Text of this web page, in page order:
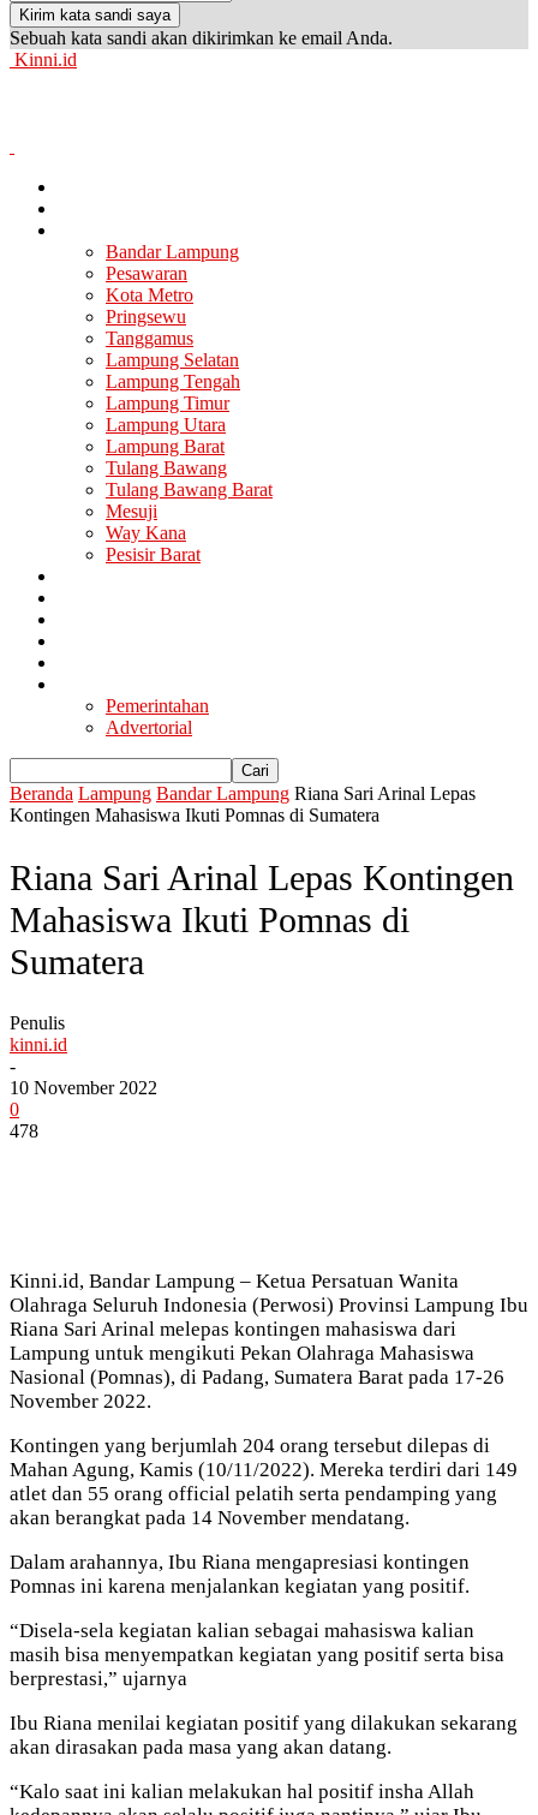
Sebuah kata sandi akan dikirimkan ke email Anda.
Kinni.id
Bandar Lampung
Pesawaran
Kota Metro
Pringsewu
Tanggamus
Lampung Selatan
Lampung Tengah
Lampung Timur
Lampung Utara
Lampung Barat
Tulang Bawang
Tulang Bawang Barat
Mesuji
Way Kana
Pesisir Barat
Pemerintahan
Advertorial
Beranda Lampung Bandar Lampung Riana Sari Arinal Lepas
Kontingen Mahasiswa Ikuti Pomnas di Sumatera
Riana Sari Arinal Lepas Kontingen
Mahasiswa Ikuti Pomnas di
Sumatera
Penulis
kinni.id
-
10 November 2022
0
478
Kinni.id, Bandar Lampung – Ketua Persatuan Wanita
Olahraga Seluruh Indonesia (Perwosi) Provinsi Lampung Ibu
Riana Sari Arinal melepas kontingen mahasiswa dari
Lampung untuk mengikuti Pekan Olahraga Mahasiswa
Nasional (Pomnas), di Padang, Sumatera Barat pada 17-26
November 2022.
Kontingen yang berjumlah 204 orang tersebut dilepas di
Mahan Agung, Kamis (10/11/2022). Mereka terdiri dari 149
atlet dan 55 orang official pelatih serta pendamping yang
akan berangkat pada 14 November mendatang.
Dalam arahannya, Ibu Riana mengapresiasi kontingen
Pomnas ini karena menjalankan kegiatan yang positif.
“Disela-sela kegiatan kalian sebagai mahasiswa kalian
masih bisa menyempatkan kegiatan yang positif serta bisa
berprestasi,” ujarnya
Ibu Riana menilai kegiatan positif yang dilakukan sekarang
akan dirasakan pada masa yang akan datang.
“Kalo saat ini kalian melakukan hal positif insha Allah